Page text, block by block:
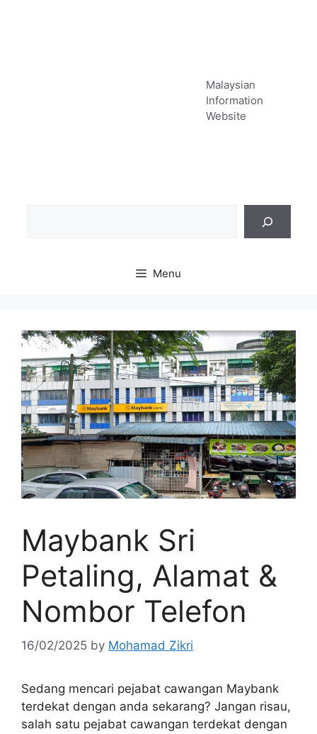
Malaysian
Information
Website
Menu
Maybank Sri
Petaling, Alamat &
Nombor Telefon
16/02/2025 by Mohamad Zikri
Sedang mencari pejabat cawangan Maybank
terdekat dengan anda sekarang? Jangan risau,
salah satu pejabat cawangan terdekat dengan